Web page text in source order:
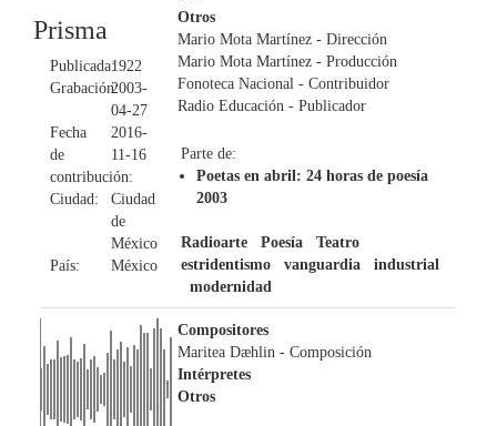
Prisma
Publicada:1922
Grabación:2003-
04-27
Fecha
de
contribución:
2016-
11-16
Ciudad:
Ciudad
de
México
País:
México
Otros
Mario Mota Martínez - Dirección
Mario Mota Martínez - Producción
Fonoteca Nacional - Contribuidor
Radio Educación - Publicador
Parte de:
Poetas en abril: 24 horas de poesía
2003
Radioarte Poesía
Teatro
estridentismo
vanguardia
industrial
modernidad
Compositores
Maritea Dæhlin - Composición
Intérpretes
Otros